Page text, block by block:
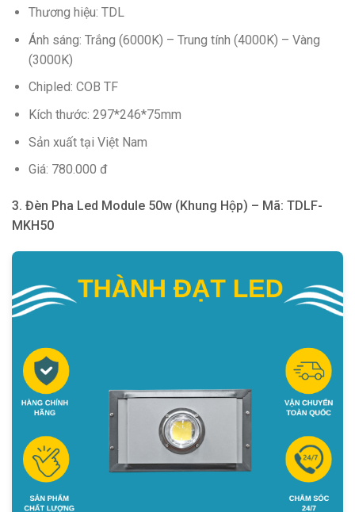
Thương hiệu: TDL
Ánh sáng: Trắng (6000K) – Trung tính (4000K) – Vàng
(3000K)
Chipled: COB TF
Kích thước: 297*246*75mm
Sản xuất tại Việt Nam
Giá: 780.000 đ
3. Đèn Pha Led Module 50w (Khung Hộp) – Mã: TDLF-
MKH50